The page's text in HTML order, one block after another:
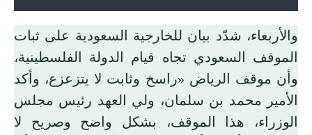
والأربعاء، شدّد بيان للخارجية السعودية على ثبات
الموقف السعودي تجاه قيام الدولة الفلسطينية،
وأن موقف الرياض «راسخ وثابت لا يتزعزع، وأكد
الأمير محمد بن سلمان، ولي العهد رئيس مجلس
الوزراء، هذا الموقف، بشكل واضح وصريح لا